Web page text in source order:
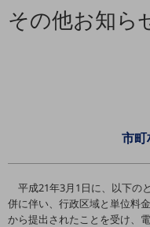
記事コンテンツ
プレイヤー(カタリスト/パート
事例
Smart Mobility
Smart Worksite
生成AI(Generative AI)
地域の取り組み
その他お知ら
市
平成21年3月1日に、以下の
併に伴い、行政区域と単位料
から提出されたことを受け、